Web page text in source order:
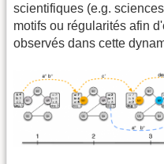
scientifiques (e.g.
motifs ou régularités afin
observés dans cette